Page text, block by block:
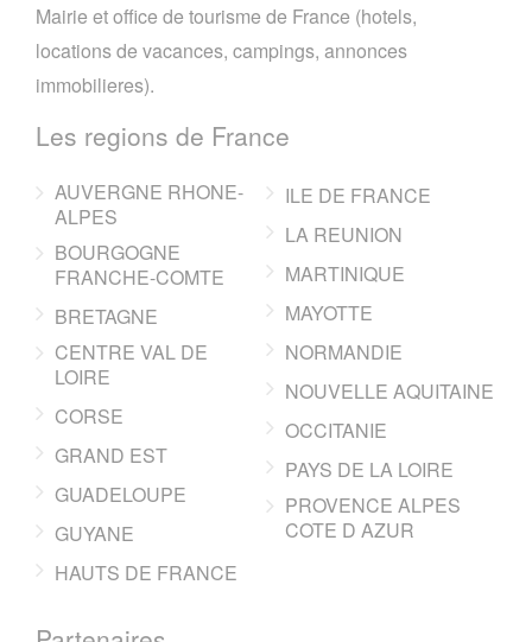
Mairie et office de tourisme de France (hotels,
locations de vacances, campings, annonces
immobilieres).
Les regions de France
AUVERGNE RHONE-
ALPES
BOURGOGNE
FRANCHE-COMTE
BRETAGNE
CENTRE VAL DE
LOIRE
CORSE
GRAND EST
GUADELOUPE
GUYANE
HAUTS DE FRANCE
ILE DE FRANCE
LA REUNION
MARTINIQUE
MAYOTTE
NORMANDIE
NOUVELLE AQUITAINE
OCCITANIE
PAYS DE LA LOIRE
PROVENCE ALPES
COTE D AZUR